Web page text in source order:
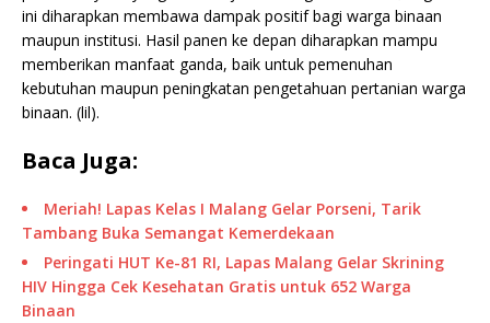
ini diharapkan membawa dampak positif bagi warga binaan
maupun institusi. Hasil panen ke depan diharapkan mampu
memberikan manfaat ganda, baik untuk pemenuhan
kebutuhan maupun peningkatan pengetahuan pertanian warga
binaan. (lil).
Baca Juga:
Meriah! Lapas Kelas I Malang Gelar Porseni, Tarik
Tambang Buka Semangat Kemerdekaan
Peringati HUT Ke-81 RI, Lapas Malang Gelar Skrining
HIV Hingga Cek Kesehatan Gratis untuk 652 Warga
Binaan